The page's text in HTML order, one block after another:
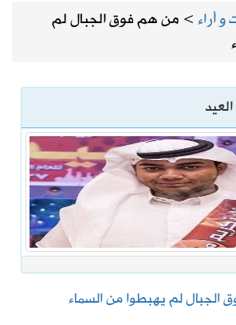
و أراء> من هم فوق الجبال لم
لم يهبطوا من السماء